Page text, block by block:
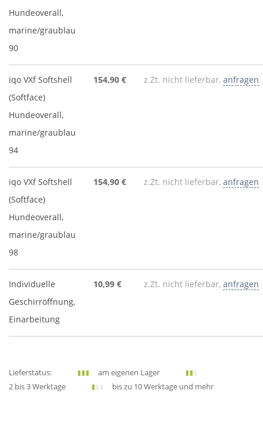
Hundeoverall,
marine/graublau
90
iqo VXf Softshell
(Softface)
Hundeoverall,
marine/graublau
94
154,90 € z.Zt. nicht lieferbar, anfragen
iqo VXf Softshell
(Softface)
Hundeoverall,
marine/graublau
98
154,90 € z.Zt. nicht lieferbar, anfragen
Individuelle
Geschirröffnung,
Einarbeitung
10,99 € z.Zt. nicht lieferbar, anfragen
Lieferstatus:
am eigenen Lager
2 bis 3 Werktage
bis zu 10 Werktage und mehr